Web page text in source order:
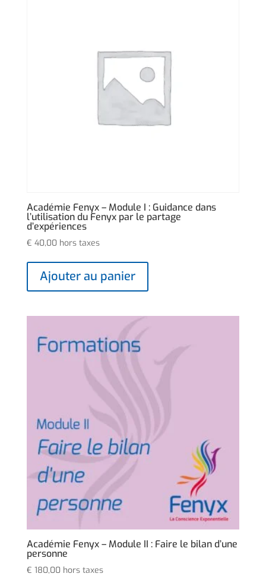
Académie Fenyx – Module I : Guidance dans
l’utilisation du Fenyx par le partage
d’expériences
€ 40,00 hors taxes
Ajouter au panier
Académie Fenyx – Module II : Faire le bilan d’une
personne
€ 180,00 hors taxes